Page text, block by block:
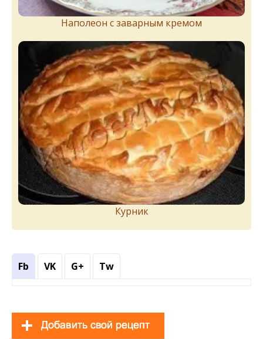
Наполеон с заварным кремом
Курник
Fb VK G+ Tw